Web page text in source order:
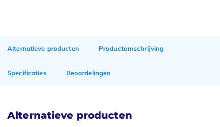
Alternatieve producten Productomschrijving
Specificaties Beoordelingen
Alternatieve producten